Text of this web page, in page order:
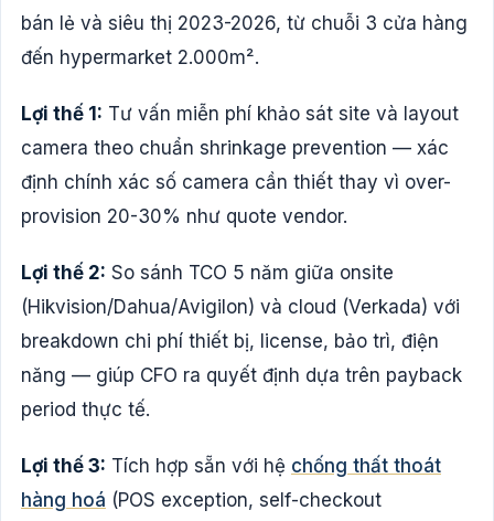
bán lẻ và siêu thị 2023-2026, từ chuỗi 3 cửa hàng
đến hypermarket 2.000m².
Lợi thế 1: Tư vấn miễn phí khảo sát site và layout
camera theo chuẩn shrinkage prevention — xác
định chính xác số camera cần thiết thay vì over-
provision 20-30% như quote vendor.
Lợi thế 2: So sánh TCO 5 năm giữa onsite
(Hikvision/Dahua/Avigilon) và cloud (Verkada) với
breakdown chi phí thiết bị, license, bảo trì, điện
năng — giúp CFO ra quyết định dựa trên payback
period thực tế.
Lợi thế 3: Tích hợp sẵn với hệ chống thất thoát
hàng hoá (POS exception, self-checkout